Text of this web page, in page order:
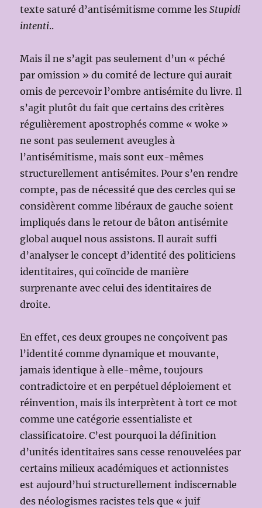
texte saturé d’antisémitisme comme lesStupidi
intenti..
Mais il ne s’agit pas seulement d’un « péché
par omission » du comité de lecture qui aurait
omis de percevoir l’ombre antisémite du livre. Il
s’agit plutôt du fait que certains des critères
régulièrement apostrophés comme « woke »
ne sont pas seulement aveugles à
l’antisémitisme, mais sont eux-mêmes
structurellement antisémites. Pour s’en rendre
compte, pas de nécessité que des cercles qui se
considèrent comme libéraux de gauche soient
impliqués dans le retour de bâton antisémite
global auquel nous assistons. Il aurait suffi
d’analyser le concept d’identité des politiciens
identitaires, qui coïncide de manière
surprenante avec celui des identitaires de
droite.
En effet, ces deux groupes ne conçoivent pas
l’identité comme dynamique et mouvante,
jamais identique à elle-même, toujours
contradictoire et en perpétuel déploiement et
réinvention, mais ils interprètent à tort ce mot
comme une catégorie essentialiste et
classificatoire. C’est pourquoi la définition
d’unités identitaires sans cesse renouvelées par
certains milieux académiques et actionnistes
est aujourd’hui structurellement indiscernable
des néologismes racistes tels que « juif